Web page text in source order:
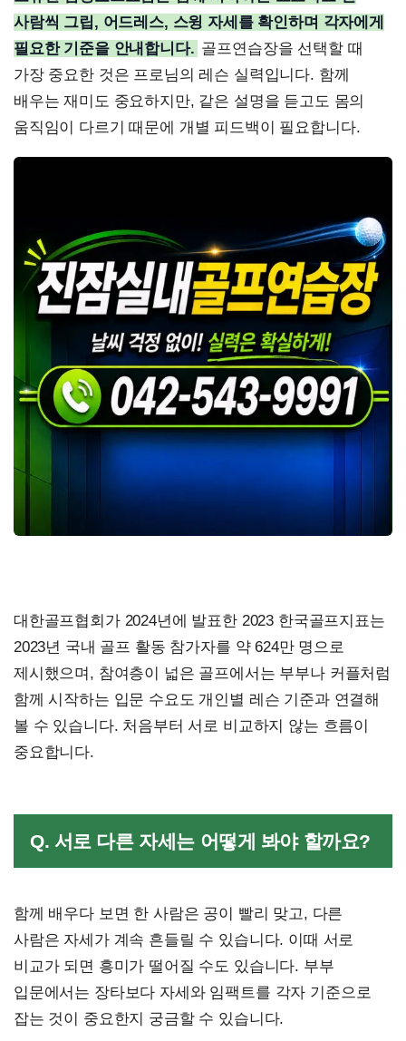
사람씩 그립, 어드레스, 스윙 자세를 확인하며 각자에게
필요한 기준을 안내합니다. 골프연습장을 선택할 때
가장 중요한 것은 프로님의 레슨 실력입니다. 함께
배우는 재미도 중요하지만, 같은 설명을 듣고도 몸의
움직임이 다르기 때문에 개별 피드백이 필요합니다.
대한골프협회가 2024년에 발표한 2023 한국골프지표는
2023년 국내 골프 활동 참가자를 약 624만 명으로
제시했으며, 참여층이 넓은 골프에서는 부부나 커플처럼
함께 시작하는 입문 수요도 개인별 레슨 기준과 연결해
볼 수 있습니다. 처음부터 서로 비교하지 않는 흐름이
중요합니다.
Q. 서로 다른 자세는 어떻게 봐야 할까요?
함께 배우다 보면 한 사람은 공이 빨리 맞고, 다른
사람은 자세가 계속 흔들릴 수 있습니다. 이때 서로
비교가 되면 흥미가 떨어질 수도 있습니다. 부부
입문에서는 장타보다 자세와 임팩트를 각자 기준으로
잡는 것이 중요한지 궁금할 수 있습니다.